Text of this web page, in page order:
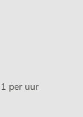
per uur